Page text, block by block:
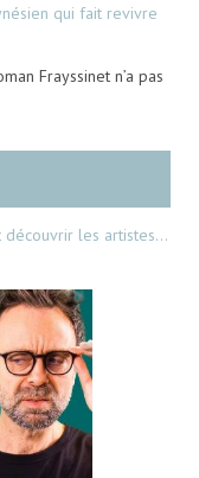
qui fait revivre
Frayssinet n’a pas
découvrir les artistes…